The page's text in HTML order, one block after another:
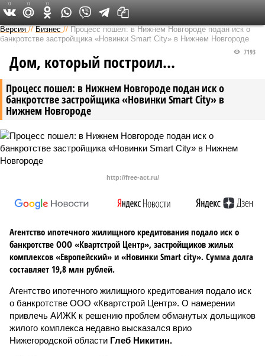
Версия в Кирове
Версия //Бизнес //Процесс пошел: в Нижнем Новгороде подан иск о
банкротстве застройщика «Новинки Smart City» в Нижнем Новгороде
Процесс пошел: в Нижнем Новгороде подан иск о
банкротстве застройщика «Новинки Smart City» в
Нижнем Новгороде
7193
Дом, который построил…
http://free-act.ru/
Агентство ипотечного жилищного кредитования подало иск о
банкротстве ООО «Квартстрой Центр», застройщиков жилых
комплексов «Европейский» и «Новинки Smart city». Сумма долга
составляет 19,8 млн рублей.
Агентство ипотечного жилищного кредитования подало иск
о банкротстве ООО «Квартстрой Центр». О намерении
привлечь АИЖК к решению проблем обманутых дольщиков
жилого комплекса недавно высказался врио
Нижегородской области Глеб Никитин.
0 0 0